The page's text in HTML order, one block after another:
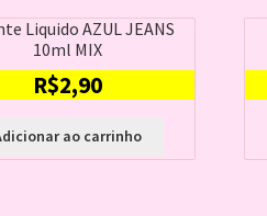
Liquido AZUL JEANS
10ml MIX
R$2,90
ao carrinho